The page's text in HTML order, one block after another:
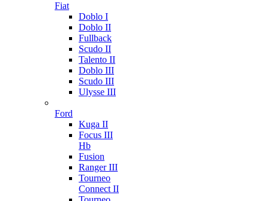
Fiat
Doblo I
Doblo II
Fullback
Scudo II
Talento II
Doblo III
Scudo III
Ulysse III
Ford
Kuga II
Focus III
Hb
Fusion
Ranger III
Tourneo
Connect II